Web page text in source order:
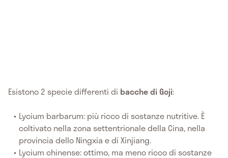
Esistono 2 specie differenti di bacche di Goji:
Lycium barbarum: più ricco di sostanze nutritive. È
coltivato nella zona settentrionale della Cina, nella
provincia dello Ningxia e di Xinjiang.
Lycium chinense: ottimo, ma meno ricco di sostanze